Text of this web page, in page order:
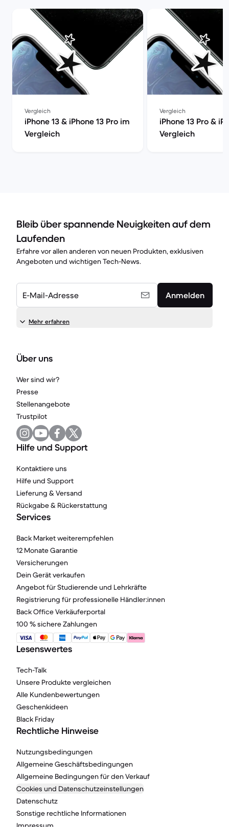
Vergleich
iPhone 13 & iPhone 13 Pro im
Vergleich
Vergleich
iPhone 13 Pro &
Vergleich
Bleib über spannende Neuigkeiten auf dem
Laufenden
Erfahre vor allen anderen von neuen Produkten, exklusiven
Angeboten und wichtigen Tech-News.
E-Mail-Adresse Anmelden
Mehr erfahren
Über uns
Wer sind wir?
Presse
Stellenangebote
Trustpilot
Hilfe und Support
Kontaktiere uns
Hilfe und Support
Lieferung & Versand
Rückgabe & Rückerstattung
Services
Back Market weiterempfehlen
12 Monate Garantie
Versicherungen
Dein Gerät verkaufen
Angebot für Studierende und Lehrkräfte
Registrierung für professionelle Händler:innen
Back Office Verkäuferportal
100 % sichere Zahlungen
Lesenswertes
Tech-Talk
Unsere Produkte vergleichen
Alle Kundenbewertungen
Geschenkideen
Black Friday
Rechtliche Hinweise
Nutzungsbedingungen
Allgemeine Geschäftsbedingungen
Allgemeine Bedingungen für den Verkauf
Cookies und Datenschutzeinstellungen
Datenschutz
Sonstige rechtliche Informationen